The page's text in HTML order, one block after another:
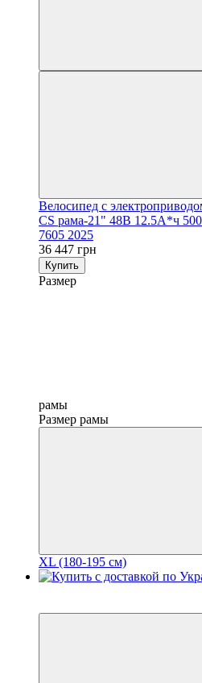
Велосипед с
CS рама-21" 48B 12.5А*ч
7605 2025
36 447 грн
Купить
Размер
рамы
Размер рамы
XL (180-195 см)